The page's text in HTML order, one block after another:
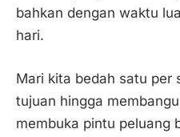
bahkan dengan waktu
hari.
Mari kita bedah satu per
tujuan hingga
membuka pintu peluang